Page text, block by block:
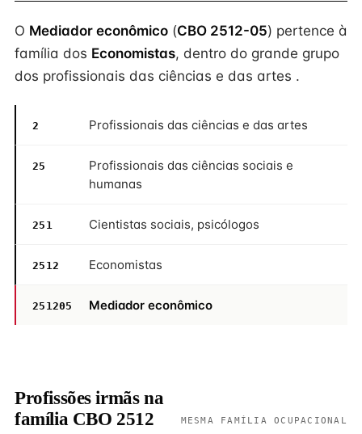
O Mediador econômico (CBO 2512-05) pertence à
família dos Economistas, dentro do grande grupo
dos profissionais das ciências e das artes .
2 Profissionais das ciências e das artes
25
Profissionais das ciências sociais e
humanas
251 Cientistas sociais, psicólogos
2512 Economistas
251205 Mediador econômico
Profissões irmãs na
família CBO 2512
MESMA FAMÍLIA OCUPACIONAL